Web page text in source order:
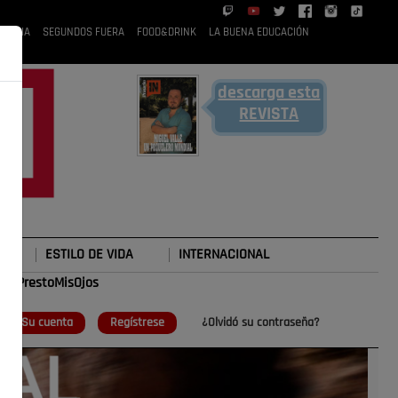
RUBIA SEGUNDOS FUERA FOOD&DRINK LA BUENA EDUCACIÓN
descarga esta
REVISTA
ESTILO DE VIDA INTERNACIONAL
Su cuenta Regístrese ¿Olvidó su contraseña?